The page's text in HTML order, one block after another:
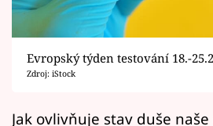
Sledujte prima+
Filmový festival Karlovy
Evropský týden testování 18.-
Zdroj: iStock
Jak ovlivňuje stav duše